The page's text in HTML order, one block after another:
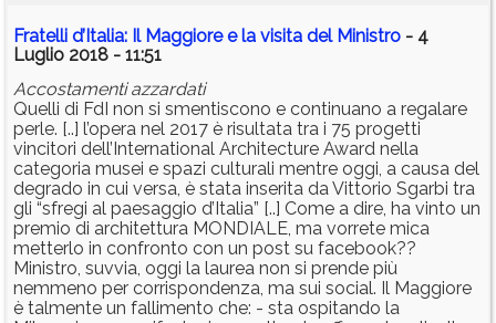
Fratelli d’Italia: Il Maggiore e la visita del Ministro - 4
Luglio 2018 - 11:51
Accostamenti azzardati
Quelli di FdI non si smentiscono e continuano a regalare
perle. [..] l’opera nel 2017 è risultata tra i 75 progetti
vincitori dell’International Architecture Award nella
categoria musei e spazi culturali mentre oggi, a causa del
degrado in cui versa, è stata inserita da Vittorio Sgarbi tra
gli “sfregi al paesaggio d’Italia” [..] Come a dire, ha vinto un
premio di architettura MONDIALE, ma vorrete mica
metterlo in confronto con un post su facebook??
Ministro, suvvia, oggi la laurea non si prende più
nemmeno per corrispondenza, ma sui social. Il Maggiore
è talmente un fallimento che: - sta ospitando la